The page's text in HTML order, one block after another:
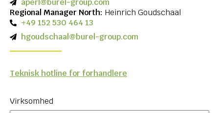
aperl@burel-group.com
Regional Manager North: Heinrich Goudschaal
+49 152 530 464 13
hgoudschaal@burel-group.com
Teknisk hotline for forhandlere
Virksomhed